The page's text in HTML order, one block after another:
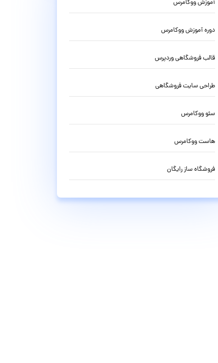
آموزش ووکامرس
دوره آموزش ووکامرس
قالب فروشگاهی وردپرس
طراحی سایت فروشگاهی
سئو ووکامرس
هاست ووکامرس
فروشگاه ساز رایگان